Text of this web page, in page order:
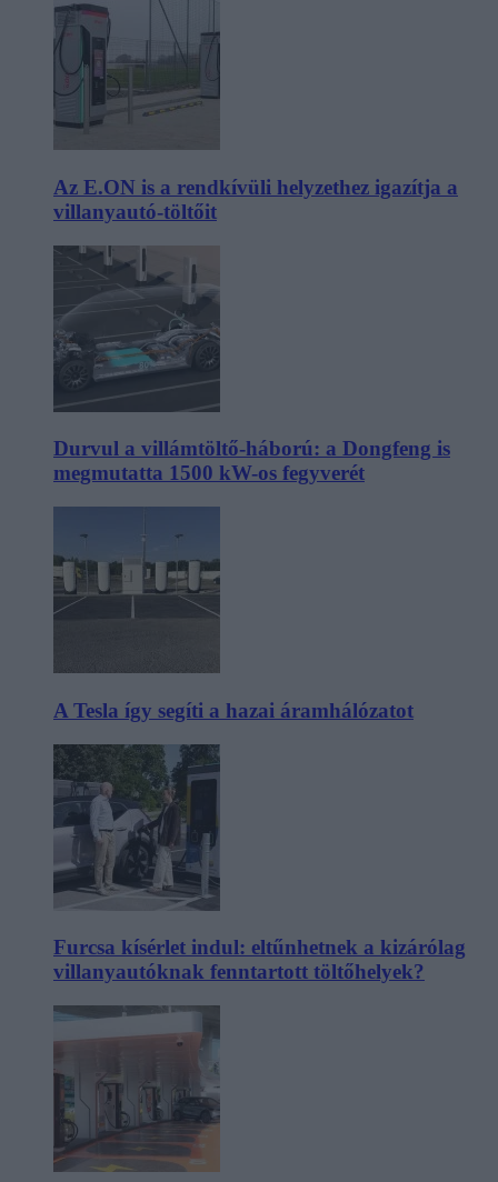
Az E.ON is a rendkívüli helyzethez igazítja a
villanyautó-töltőit
Durvul a villámtöltő-háború: a Dongfeng is
megmutatta 1500 kW-os fegyverét
A Tesla így segíti a hazai áramhálózatot
Furcsa kísérlet indul: eltűnhetnek a kizárólag
villanyautóknak fenntartott töltőhelyek?